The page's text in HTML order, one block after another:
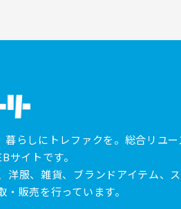
暮らしにトレファクを。総合リユ
サイトです。
洋服、雑貨、ブランドアイテム、
販売を行っています。